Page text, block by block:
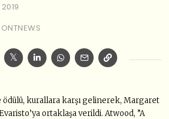
2019
kurallara karşı gelinerek, Margaret
ortaklaşa verildi. Atwood, ”A